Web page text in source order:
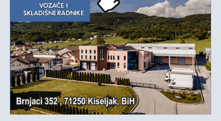
Sport
Kultura
Crna
kronika
Politika